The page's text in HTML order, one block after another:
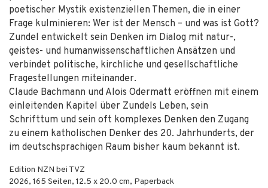
poetischer Mystik existenziellen Themen, die in einer
Frage kulminieren: Wer ist der Mensch – und was ist Gott?
Zundel entwickelt sein Denken im Dialog mit natur-,
geistes- und humanwissenschaftlichen Ansätzen und
verbindet politische, kirchliche und gesellschaftliche
Fragestellungen miteinander.
Claude Bachmann und Alois Odermatt eröffnen mit einem
einleitenden Kapitel über Zundels Leben, sein
Schrifttum und sein oft komplexes Denken den Zugang
zu einem katholischen Denker des 20. Jahrhunderts, der
im deutschsprachigen Raum bisher kaum bekannt ist.
Edition NZN bei TVZ
2026, 165 Seiten, 12.5 x 20.0 cm, Paperback